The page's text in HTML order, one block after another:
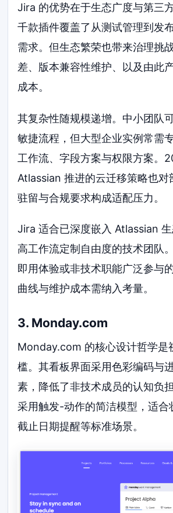
Jira 的优势在于生态广度与第三
千款插件覆盖了从测试管理到发
需求。但生态繁荣也带来治理挑
差、版本兼容性维护、以及由此
成本。
其复杂性随规模递增。中小团队
敏捷流程，但大型企业实例常需
工作流、字段方案与权限方案。
Atlassian 推进的云迁移策略也对
驻留与合规要求构成适配压力。
Jira 适合已深度嵌入 Atlassian
高工作流定制自由度的技术团队
即用体验或非技术职能广泛参与
曲线与维护成本需纳入考量。
3. Monday.com
Monday.com 的核心设计哲学是
槛。其看板界面采用色彩编码与
素，降低了非技术成员的认知负
采用触发-动作的简洁模型，适合
截止日期提醒等标准场景。